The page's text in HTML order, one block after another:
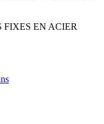
FIXES EN ACIER